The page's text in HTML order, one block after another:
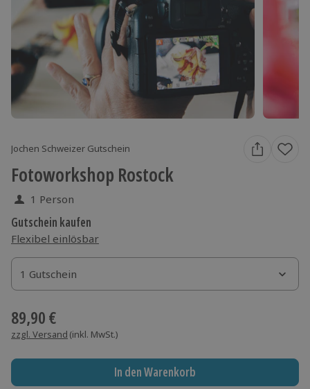
Jochen Schweizer Gutschein
Fotoworkshop Rostock
1 Person
Gutschein kaufen
Flexibel einlösbar
1 Gutschein
1 Gutschein
1 Gutschein
89,90 €
zzgl. Versand (inkl. MwSt.)
In den Warenkorb